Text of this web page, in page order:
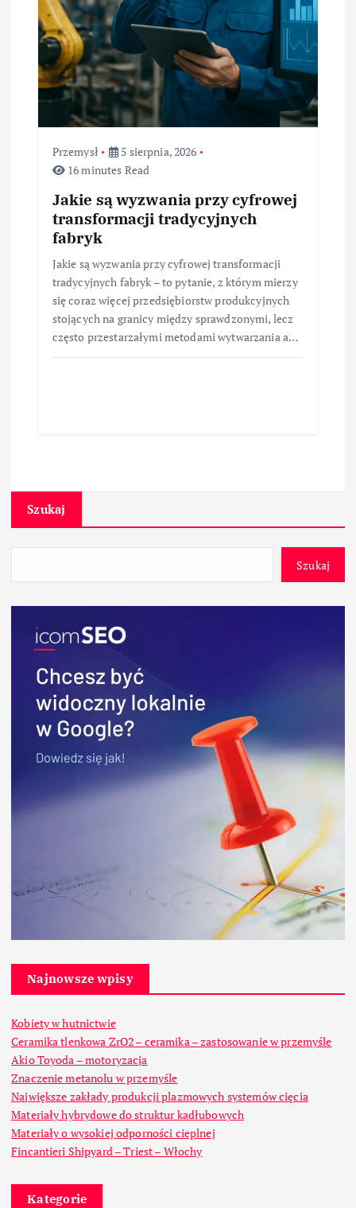
Przemysł
5 sierpnia, 2026
16 minutes Read
Jakie są wyzwania przy cyfrowej
transformacji tradycyjnych
fabryk
Jakie są wyzwania przy cyfrowej transformacji
tradycyjnych fabryk – to pytanie, z którym mierzy
się coraz więcej przedsiębiorstw produkcyjnych
stojących na granicy między sprawdzonymi, lecz
często przestarzałymi metodami wytwarzania a…
Szukaj
Szukaj
Najnowsze wpisy
Kobiety w hutnictwie
Ceramika tlenkowa ZrO2 – ceramika – zastosowanie w przemyśle
Akio Toyoda – motoryzacja
Znaczenie metanolu w przemyśle
Największe zakłady produkcji plazmowych systemów cięcia
Materiały hybrydowe do struktur kadłubowych
Materiały o wysokiej odporności cieplnej
Fincantieri Shipyard – Triest – Włochy
Kategorie